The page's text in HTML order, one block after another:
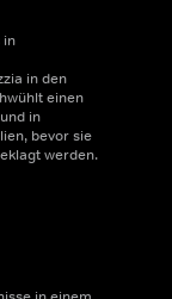
in
in den
einen
in
bevor sie
werden.